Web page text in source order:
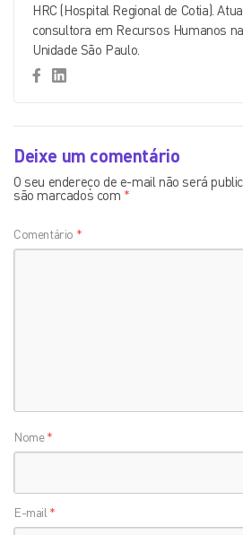
HRC (Hospital Regional de Cotia).
consultora em Recursos Humanos
Unidade São Paulo.
Deixe um comentário
O seu endereço de e-mail não será
são marcados com *
Comentário *
Nome*
E-mail *